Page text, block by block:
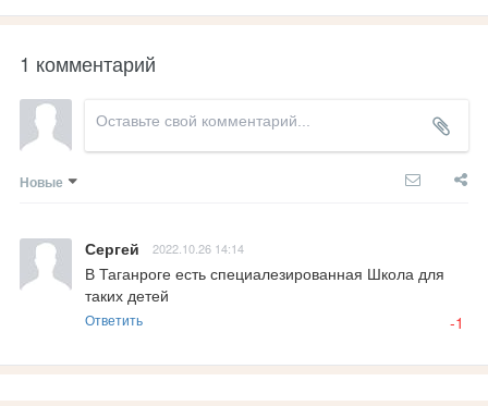
1 комментарий
Новые
Сергей 2022.10.26 14:14
В Таганроге есть специалезированная Школа для
таких детей
Ответить -1